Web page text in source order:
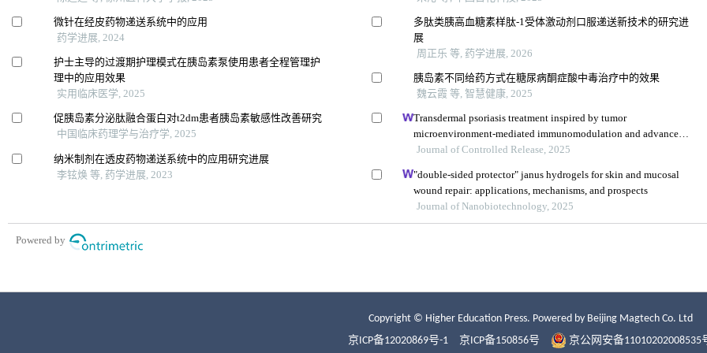
Copyright © Higher Education Press. Powered by Beijing Magtech Co. Ltd
京ICP备12020869号-1
京ICP备150856号 京公网安备11010202008535